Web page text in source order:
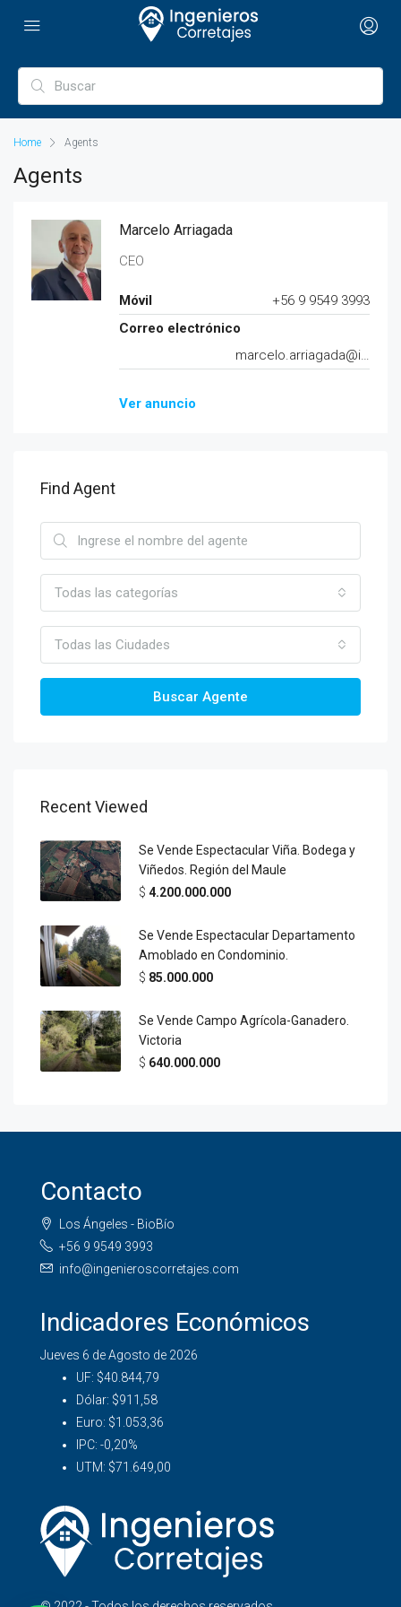
Home Agents
Agents
Marcelo Arriagada
CEO
Móvil
+56 9 9549 3993
Correo electrónico
marcelo.arriagada@ingenieroscorretajes.com
Ver anuncio
Find Agent
Todas las categorías
Todas las Ciudades
Buscar Agente
Recent Viewed
Se Vende Espectacular Viña. Bodega y
Viñedos. Región del Maule
$ 4.200.000.000
Se Vende Espectacular Departamento
Amoblado en Condominio.
$ 85.000.000
Se Vende Campo Agrícola-Ganadero.
Victoria
$ 640.000.000
Contacto
Los Ángeles - BioBío
+56 9 9549 3993
info@ingenieroscorretajes.com
Indicadores Económicos
Jueves 6 de Agosto de 2026
UF: $40.844,79
Dólar: $911,58
Euro: $1.053,36
IPC: -0,20%
UTM: $71.649,00